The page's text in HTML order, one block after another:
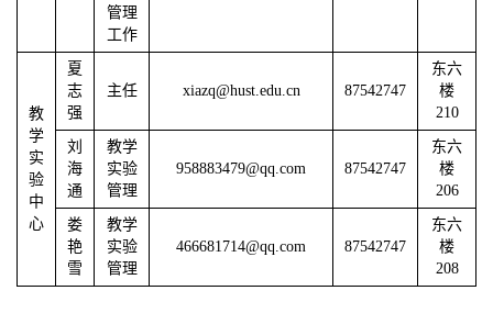
管理
工作
教
学
实
验
中
心
夏
志
强
主任 xiazq@hust.edu.cn 87542747
东六
楼
210
刘
海
通
教学
实验
管理
958883479@qq.com 87542747
东六
楼
206
娄
艳
雪
教学
实验
管理
466681714@qq.com 87542747
东六
楼
208